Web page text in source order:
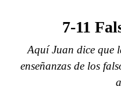
7-11
Aquí Juan dice que
enseñanzas de los